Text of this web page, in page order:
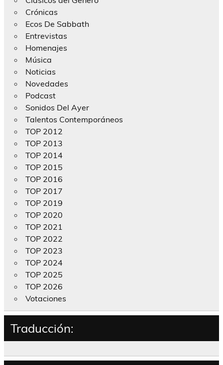
Crónicas
Ecos De Sabbath
Entrevistas
Homenajes
Música
Noticias
Novedades
Podcast
Sonidos Del Ayer
Talentos Contemporáneos
TOP 2012
TOP 2013
TOP 2014
TOP 2015
TOP 2016
TOP 2017
TOP 2019
TOP 2020
TOP 2021
TOP 2022
TOP 2023
TOP 2024
TOP 2025
TOP 2026
Votaciones
Traducción: